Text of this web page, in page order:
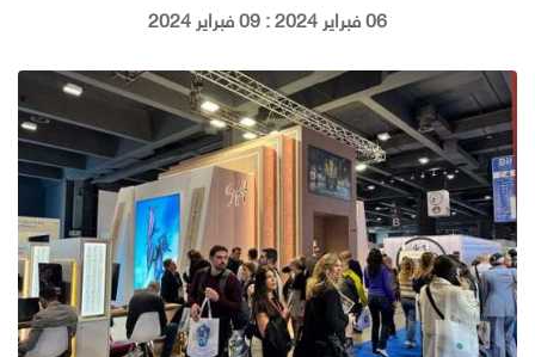
06 فبراير 2024 : 09 فبراير 2024